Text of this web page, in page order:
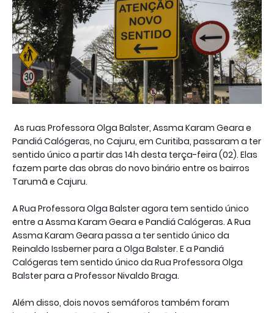
As ruas Professora Olga Balster, Assma Karam Geara e
Pandiá Calógeras, no Cajuru, em Curitiba, passaram a ter
sentido único a partir das 14h desta terça-feira (02). Elas
fazem parte das obras do novo binário entre os bairros
Tarumã e Cajuru.
A Rua Professora Olga Balster agora tem sentido único
entre a Assma Karam Geara e Pandiá Calógeras. A Rua
Assma Karam Geara passa a ter sentido único da
Reinaldo Issberner para a Olga Balster. E a Pandiá
Calógeras tem sentido único da Rua Professora Olga
Balster para a Professor Nivaldo Braga.
Além disso, dois novos semáforos também foram